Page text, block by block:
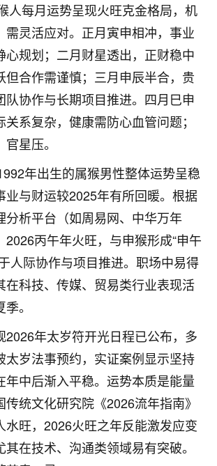
人每月运势呈现火旺克金格局，机
需灵活应对。正月寅申相冲，事业
心规划；二月财星透出，正财稳中
但合作需谨慎；三月申辰半合，贵
队协作与长期项目推进。四月巳申
系复杂，健康需防心血管问题；
星压。
年出生的属猴男性整体运势呈稳
业与财运较2025年有所回暖。根据
分析平台（如周易网、中华万年
2026丙午年火旺，与申猴形成“申午
人际协作与项目推进。职场中易得
在科技、传媒、贸易类行业表现活
。
2026年太岁符开光日程已公布，多
太岁法事预约，实证案例显示坚持
年中后渐入平稳。运势本质是能量
统文化研究院《2026流年指南》
水旺，2026火旺之年反能激发应变
在技术、沟通类领域易有突破。
是病急乱投医，这半年来，法事一个个
跟变了个人一样，不期望她能考多好的
安安稳稳的把书读了，身体心理都健健
很知足了！
怜天下父母心啊！
河北 16
调整，有升迁机会，但同时竞争的我们
的时候是抱着侥幸心理，没想到老师看
望，我半信半疑的按照老师建议，做了化
发钱粮，本来年前的人事调整，拖到年
没戏了，结果开年一上班，开会提拔升
是我，职务无所谓，主要是底薪加了
开心，无论如何，感恩感谢！🙏🏻
升职加薪！！，请客吗？�
北京 32
好，总是病病殃殃的，去检查又没什么大
是不舒服。中医西医看遍了，找不到问
意中看到有人推荐慧来老师，跟老师聊过
豁然开朗，也听老师建议，处理了一些因
以来，身体比以前好多，主要是心情好